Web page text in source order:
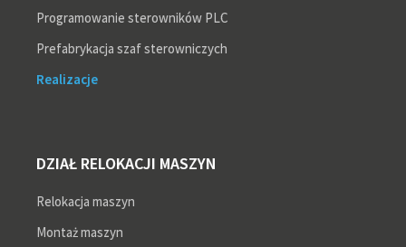
Programowanie sterowników PLC
Prefabrykacja szaf sterowniczych
Realizacje
DZIAŁ RELOKACJI MASZYN
Relokacja maszyn
Montaż maszyn